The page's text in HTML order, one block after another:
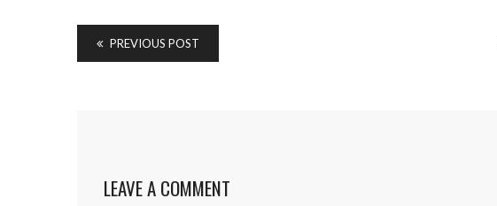
PREVIOUS POST
LEAVE A COMMENT